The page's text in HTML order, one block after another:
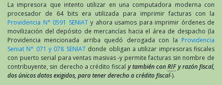
La impresora que intento utilizar en una computadora moderna con
procesador de 64 bits era utilizada para imprimir facturas con la
Providencia N° 0591 SENIATy ahora usamos para imprimir órdenes de
movilización del depósito de mercancías hacia el área de despacho (la
Providencia mencionada arriba quedó derogada con la Providencia
Seniat N° 071 y 078 SENIATdonde obligan a utilizar impresoras fiscales
con puerto serial para ventas masivas -y permite facturas sin nombre de
contribuyente, sin derecho a crédito fiscal y también conRIFy razón fiscal,
dos únicos datos exigidos, para tener derecho a crédito fiscal-).